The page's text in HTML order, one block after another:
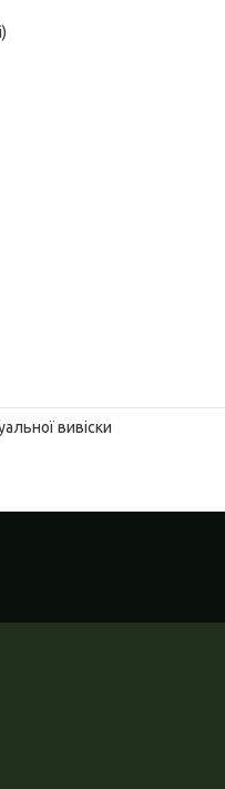
вивіски